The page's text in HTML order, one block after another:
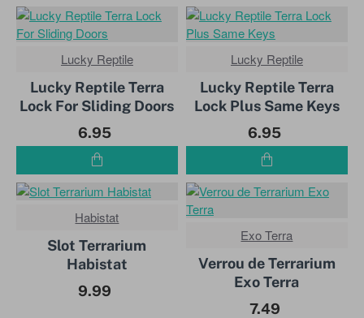
Lucky Reptile
Lucky Reptile Terra
Lock For Sliding Doors
6.95
Lucky Reptile
Lucky Reptile Terra
Lock Plus Same Keys
6.95
Habistat
Slot Terrarium
Habistat
9.99
Exo Terra
Verrou de Terrarium
Exo Terra
7.49